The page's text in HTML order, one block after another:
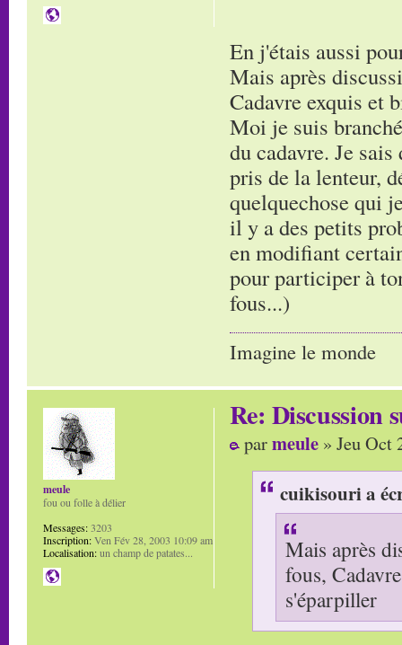
En j'étais aussi
Mais après
Cadavre exquis et
Moi je suis
du cadavre. Je
pris de la lenteur,
quelquechose qui
il y a des petits
en modifiant
pour participer à
fous...)
Imagine le monde
Re: Discussion
parmeule » Jeu Oct
cuikisouri a
Mais après
fous,
s'éparpiller
meule
fou ou folle à délier
Messages:3203
Inscription:Ven Fév 28, 2003 10:09 am
Localisation:un champ de patates...